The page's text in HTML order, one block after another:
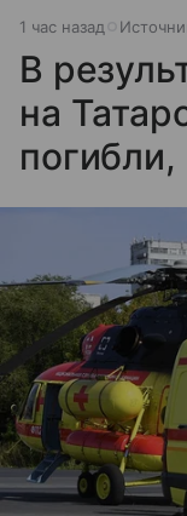
1 час назад
В
на